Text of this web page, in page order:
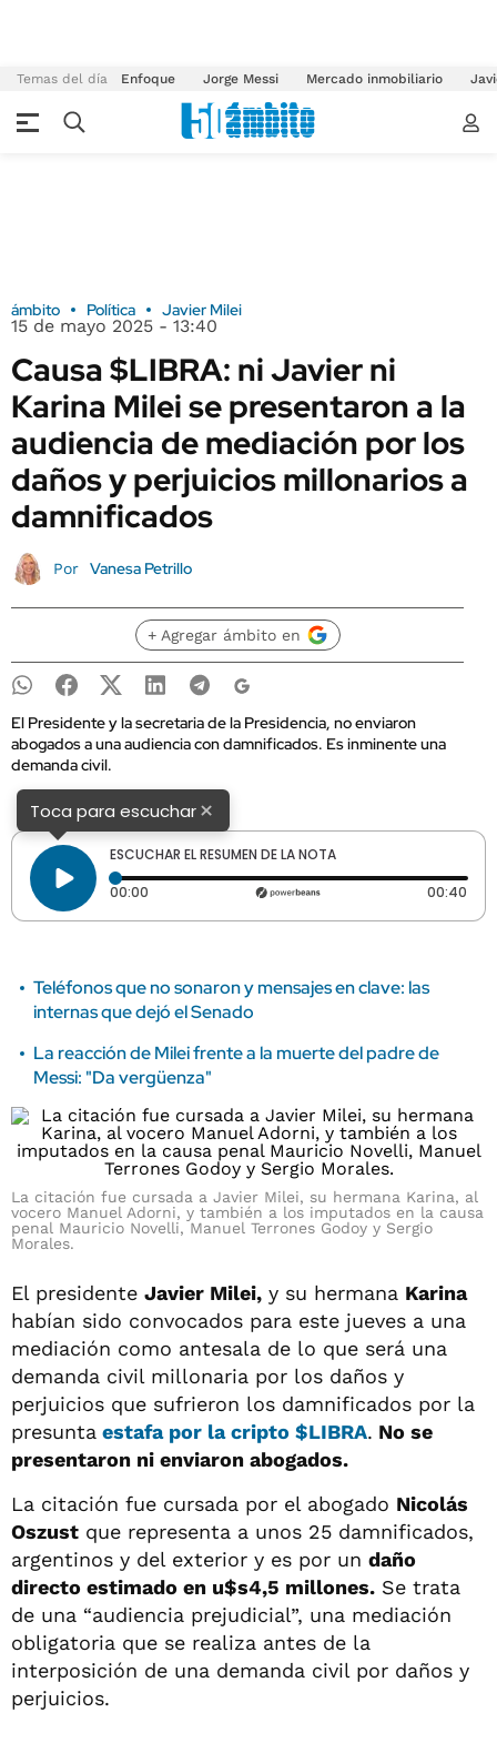
Temas del día Enfoque Jorge Messi Mercado inmobiliario
ámbito Política Javier Milei
15 de mayo 2025 - 13:40
Causa $LIBRA: ni Javier ni
Karina Milei se presentaron a la
audiencia de mediación por los
daños y perjuicios millonarios a
damnificados
Por Vanesa Petrillo
+ Agregar ámbito en
El Presidente y la secretaria de la Presidencia, no enviaron
abogados a una audiencia con damnificados. Es inminente una
demanda civil.
Toca para escuchar×
ESCUCHAR EL RESUMEN DE LA NOTA
00:00 Tiempo transcurrido: 0 segundos 00:40
Teléfonos que no sonaron y mensajes en clave: las
internas que dejó el Senado
La reacción de Milei frente a la muerte del padre de
Messi: "Da vergüenza"
La citación fue cursada a Javier Milei, su hermana Karina, al
vocero Manuel Adorni, y también a los imputados en la causa
penal Mauricio Novelli, Manuel Terrones Godoy y Sergio
Morales.
El presidente Javier Milei, y su hermana Karina
habían sido convocados para este jueves a una
mediación como antesala de lo que será una
demanda civil millonaria por los daños y
perjuicios que sufrieron los damnificados por la
presunta estafa por la cripto $LIBRA. No se
presentaron ni enviaron abogados.
La citación fue cursada por el abogado Nicolás
Oszust que representa a unos 25 damnificados,
argentinos y del exterior y es por un daño
directo estimado en u$s4,5 millones. Se trata
de una “audiencia prejudicial”, una mediación
obligatoria que se realiza antes de la
interposición de una demanda civil por daños y
perjuicios.